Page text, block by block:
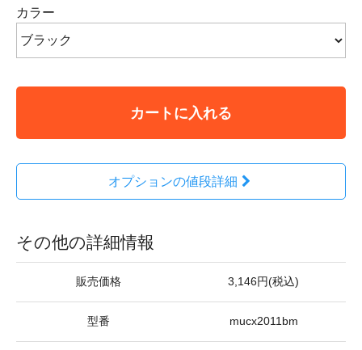
カラー
カートに入れる
オプションの値段詳細
その他の詳細情報
販売価格 3,146円(税込)
型番 mucx2011bm